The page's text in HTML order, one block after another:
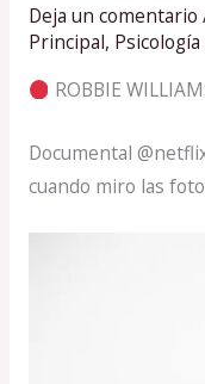
Deja un comentario
Principal, Psicología
ROBBIE
Documental
cuando miro las